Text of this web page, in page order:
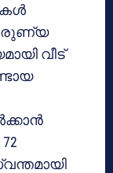
വീട്